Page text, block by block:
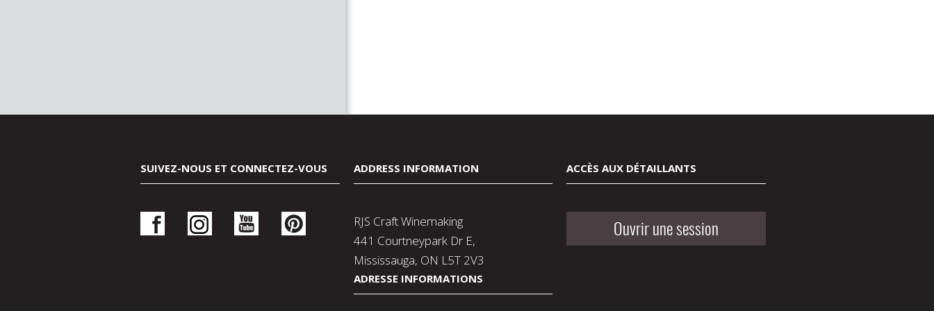
SUIVEZ-NOUS ET CONNECTEZ-VOUS ADDRESS INFORMATION
RJS Craft Winemaking
441 Courtneypark Dr E,
Mississauga, ON L5T 2V3
ADRESSE INFORMATIONS
ACCÈS AUX DÉTAILLANTS
Ouvrir une session